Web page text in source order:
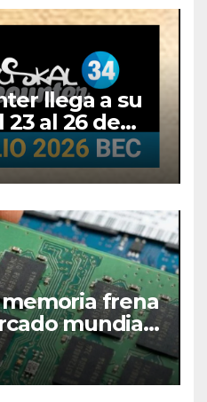
llega a su
23 al 26 de
memoria frena
mundial